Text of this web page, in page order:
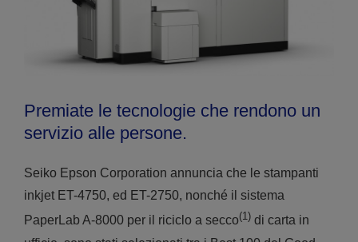
Premiate le tecnologie che rendono un
servizio alle persone.
Seiko Epson Corporation annuncia che le stampanti
inkjet ET-4750, ed ET-2750, nonché il sistema
PaperLab A-8000 per il riciclo a secco(1)di carta in